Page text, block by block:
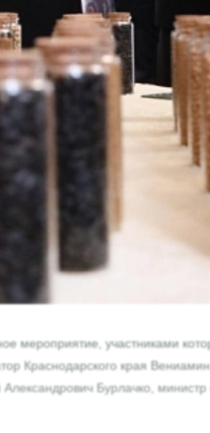
участниками
края Вениамин
Бурлачко,